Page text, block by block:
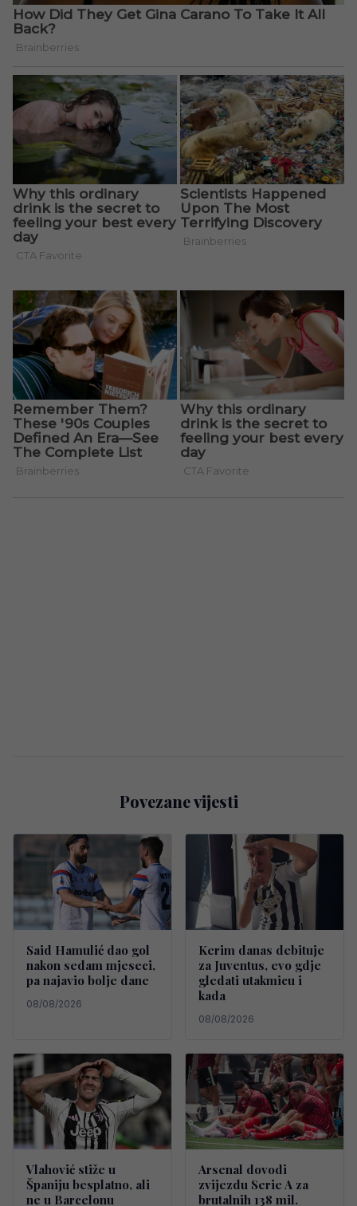
Povezane vijesti
Said Hamulić dao gol
nakon sedam mjeseci,
pa najavio bolje dane
08/08/2026
Kerim danas debituje
za Juventus, evo gdje
gledati utakmicu i
kada
08/08/2026
Vlahović stiže u
Španiju besplatno, ali
ne u Barcelonu
Arsenal dovodi
zvijezdu Serie A za
brutalnih 138 mil.